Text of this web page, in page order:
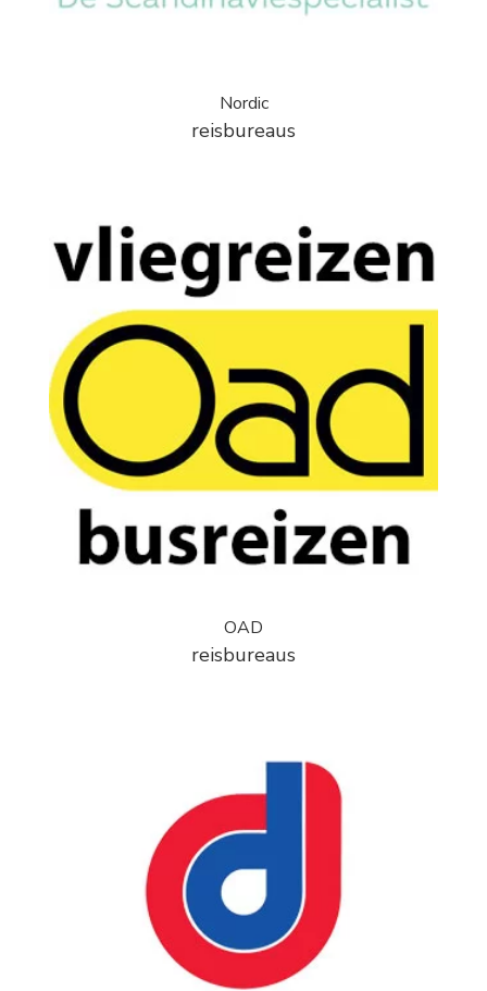
Nordic
reisbureaus
OAD
reisbureaus